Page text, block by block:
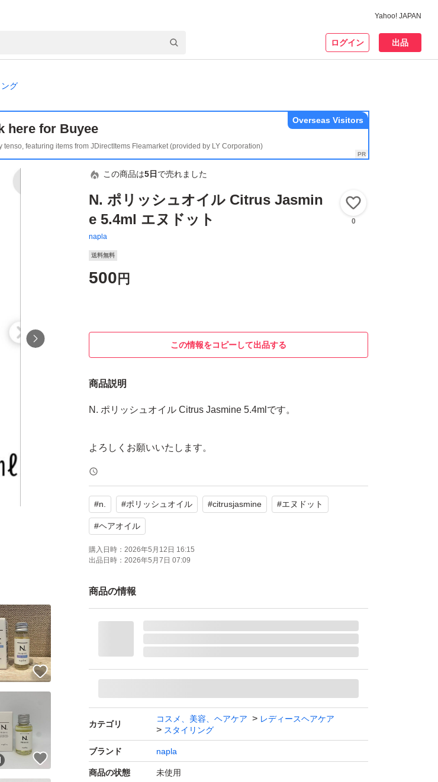
Yahoo! JAPAN
ログイン 出品
グ
here for Buyee
featuring items from JDirectItems Fleamarket (provided by LY Corporation)
Overseas Visitors
この商品は5日 で売れました
N. ポリッシュオイル Citrus Jasmin
e 5.4ml エヌドット
napla
0
送料無料
500 円
この情報をコピーして出品する
商品説明
N. ポリッシュオイル Citrus Jasmine 5.4mlです。
よろしくお願いいたします。
#n. #ポリッシュオイル #citrusjasmine #エヌドット
#ヘアオイル
購入日時： 2026年5月12日 16:15
出品日時： 2026年5月7日 07:09
商品の情報
カテゴリ
コスメ、美容、ヘアケア
レディースヘアケア
スタイリング
ブランド napla
商品の状態 未使用
いいね！